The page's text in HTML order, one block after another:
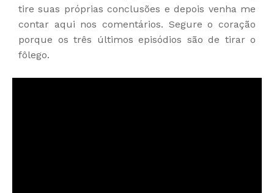
tire suas próprias conclusões e depois venha me
contar aqui nos comentários. Segure o coração
porque os três últimos episódios são de tirar o
fôlego.